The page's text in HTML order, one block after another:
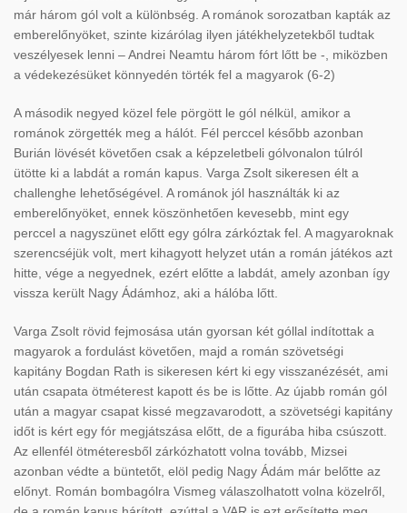
már három gól volt a különbség. A románok sorozatban kapták az
emberelőnyöket, szinte kizárólag ilyen játékhelyzetekből tudtak
veszélyesek lenni – Andrei Neamtu három fórt lőtt be -, miközben
a védekezésüket könnyedén törték fel a magyarok (6-2)
A második negyed közel fele pörgött le gól nélkül, amikor a
románok zörgették meg a hálót. Fél perccel később azonban
Burián lövését követően csak a képzeletbeli gólvonalon túlról
ütötte ki a labdát a román kapus. Varga Zsolt sikeresen élt a
challenghe lehetőségével. A románok jól használták ki az
emberelőnyöket, ennek köszönhetően kevesebb, mint egy
perccel a nagyszünet előtt egy gólra zárkóztak fel. A magyaroknak
szerencséjük volt, mert kihagyott helyzet után a román játékos azt
hitte, vége a negyednek, ezért előtte a labdát, amely azonban így
vissza került Nagy Ádámhoz, aki a hálóba lőtt.
Varga Zsolt rövid fejmosása után gyorsan két góllal indítottak a
magyarok a fordulást követően, majd a román szövetségi
kapitány Bogdan Rath is sikeresen kért ki egy visszanézését, ami
után csapata ötméterest kapott és be is lőtte. Az újabb román gól
után a magyar csapat kissé megzavarodott, a szövetségi kapitány
időt is kért egy fór megjátszása előtt, de a figurába hiba csúszott.
Az ellenfél ötméteresből zárkózhatott volna tovább, Mizsei
azonban védte a büntetőt, elöl pedig Nagy Ádám már belőtte az
előnyt. Román bombagólra Vismeg válaszolhatott volna közelről,